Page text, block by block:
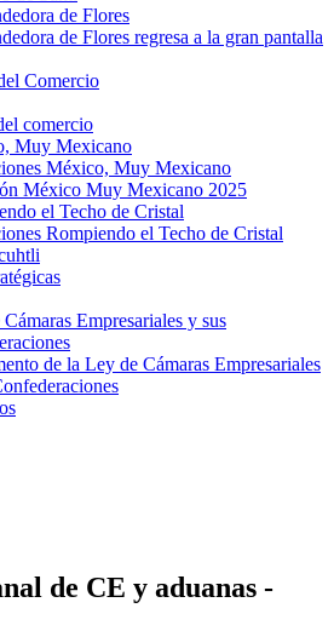
de Flores
de Flores regresa a la gran pantalla
Comercio
comercio
Muy Mexicano
México, Muy Mexicano
México Muy Mexicano 2025
el Techo de Cristal
Rompiendo el Techo de Cristal
Empresariales y sus
de la Ley de Cámaras Empresariales
de CE y aduanas -